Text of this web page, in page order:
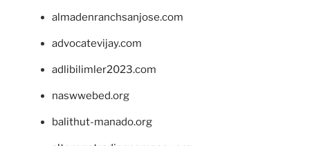
almadenranchsanjose.com
advocatevijay.com
adlibilimler2023.com
naswwebed.org
balithut-manado.org